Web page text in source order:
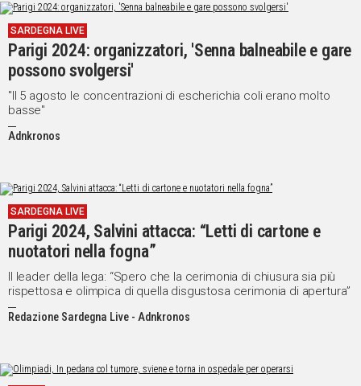
SARDEGNA LIVE
Parigi 2024: organizzatori, 'Senna balneabile e gare
possono svolgersi'
"Il 5 agosto le concentrazioni di escherichia coli erano molto
basse"
Adnkronos
SARDEGNA LIVE
Parigi 2024, Salvini attacca: “Letti di cartone e
nuotatori nella fogna”
Il leader della lega: “Spero che la cerimonia di chiusura sia più
rispettosa e olimpica di quella disgustosa cerimonia di apertura”
Redazione Sardegna Live - Adnkronos